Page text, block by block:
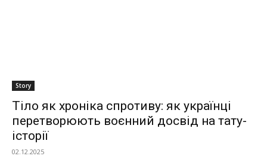
Story
Тіло як хроніка спротиву: як українці
перетворюють воєнний досвід на тату-
історії
02.12.2025